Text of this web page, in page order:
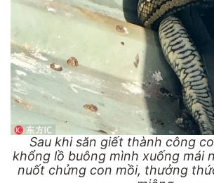
Sau khi săn giết thành công
khổng lồ buông mình xuống mái
nuốt chửng con mồi, thưởng